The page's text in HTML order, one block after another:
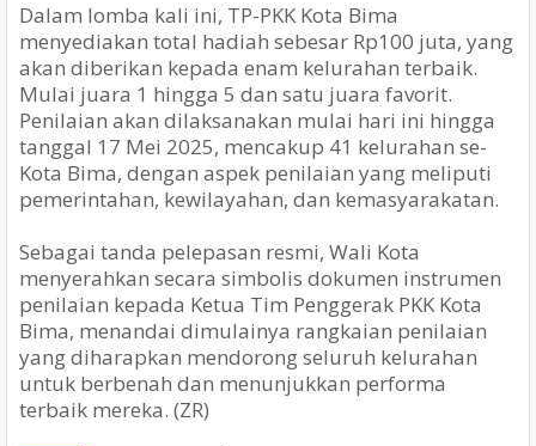
Dalam lomba kali ini, TP-PKK Kota Bima
menyediakan total hadiah sebesar Rp100 juta, yang
akan diberikan kepada enam kelurahan terbaik.
Mulai juara 1 hingga 5 dan satu juara favorit.
Penilaian akan dilaksanakan mulai hari ini hingga
tanggal 17 Mei 2025, mencakup 41 kelurahan se-
Kota Bima, dengan aspek penilaian yang meliputi
pemerintahan, kewilayahan, dan kemasyarakatan.
Sebagai tanda pelepasan resmi, Wali Kota
menyerahkan secara simbolis dokumen instrumen
penilaian kepada Ketua Tim Penggerak PKK Kota
Bima, menandai dimulainya rangkaian penilaian
yang diharapkan mendorong seluruh kelurahan
untuk berbenah dan menunjukkan performa
terbaik mereka. (ZR)